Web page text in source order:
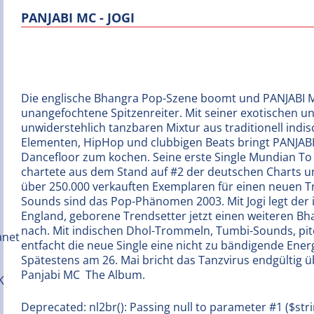
PANJABI MC - JOGI
Die englische Bhangra Pop-Szene boomt und PANJABI
unangefochtene Spitzenreiter. Mit seiner exotischen
unwiderstehlich tanzbaren Mixtur aus traditionell
Elementen, HipHop und clubbigen Beats bringt
Dancefloor zum kochen. Seine erste Single Mundian To
chartete aus dem Stand auf #2 der deutschen Charts
über 250.000 verkauften Exemplaren für einen neuen
Sounds sind das Pop-Phänomen 2003. Mit Jogi legt
England, geborene Trendsetter jetzt einen weiteren
nach. Mit indischen Dhol-Trommeln, Tumbi-Sounds,
entfacht die neue Single eine nicht zu bändigende
Spätestens am 26. Mai bricht das Tanzvirus endgültig
Panjabi MC  The Album.
Deprecated: nl2br(): Passing null to parameter #1